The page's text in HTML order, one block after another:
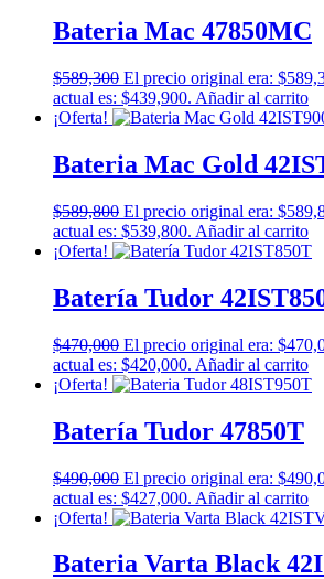
Bateria Mac 47850MC
$589,300 El precio original era:
actual es: $439,900. Añadir al carrito
¡Oferta!
Bateria Mac Gold
$589,800 El precio original era:
actual es: $539,800. Añadir al carrito
¡Oferta!
Batería Tudor
$470,000 El precio original era:
actual es: $420,000. Añadir al carrito
¡Oferta!
Batería Tudor 47850T
$490,000 El precio original era:
actual es: $427,000. Añadir al carrito
¡Oferta!
Bateria Varta Black